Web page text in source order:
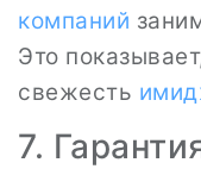
компаний
Это
свежесть
7.